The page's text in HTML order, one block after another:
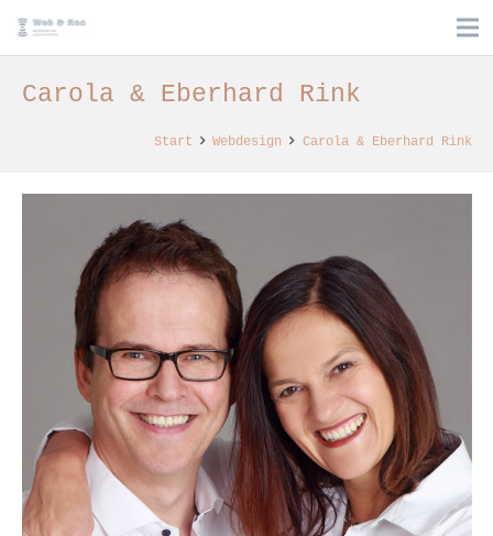
Carola & Eberhard Rink
Start Webdesign Carola & Eberhard Rink